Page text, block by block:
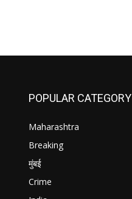
POPULAR CATEGORY
Maharashtra
Breaking
मुंबई
Crime